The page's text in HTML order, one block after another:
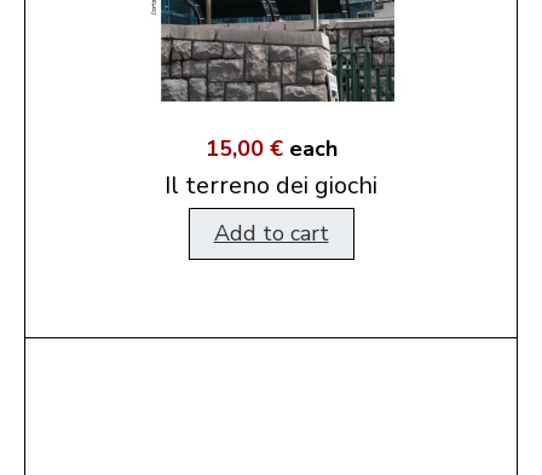
15,00 € each
Il terreno dei giochi
Add to cart